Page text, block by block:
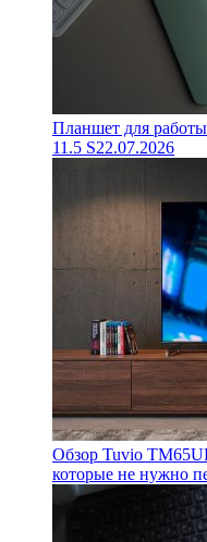
Планшет для
11.5 S22.07.2026
Обзор Tuvio
которые не нужно